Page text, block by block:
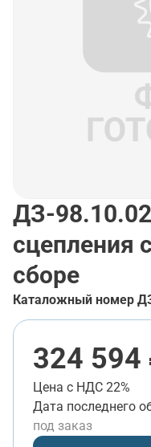
ДЗ-
сцепления
сборе
Каталожный номер
324 594
Цена с НДС 22%
Дата последнего
под заказ